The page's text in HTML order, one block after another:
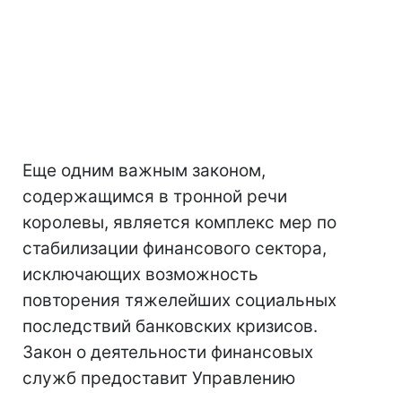
Еще одним важным законом,
содержащимся в тронной речи
королевы, является комплекс мер по
стабилизации финансового сектора,
исключающих возможность
повторения тяжелейших социальных
последствий банковских кризисов.
Закон о деятельности финансовых
служб предоставит Управлению